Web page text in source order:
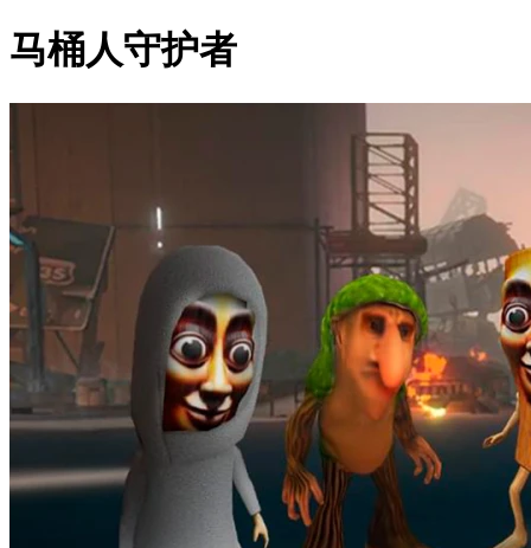
马桶人守护者